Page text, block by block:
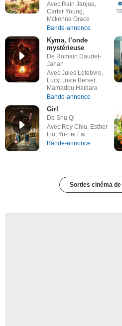
Avec Rain Janjua,
Carter Young,
Mckenna Grace
Bande-annonce
Kyma, l’onde
mystérieuse
De Romain Daudet-
Jahan
Avec Jules Lefebvre,
Lucy Loste Berset,
Mamadou Haïdara
Bande-annonce
Girl
De Shu Qi
Avec Roy Chiu, Esther
Liu, Yu-Fei Lai
Bande-annonce
Sorties cinéma